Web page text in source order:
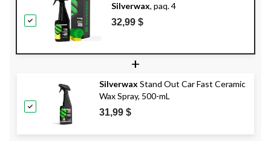
Silverwax, paq. 4
32,99 $
+
Silverwax Stand Out Car Fast Ceramic
Wax Spray, 500-mL
31,99 $